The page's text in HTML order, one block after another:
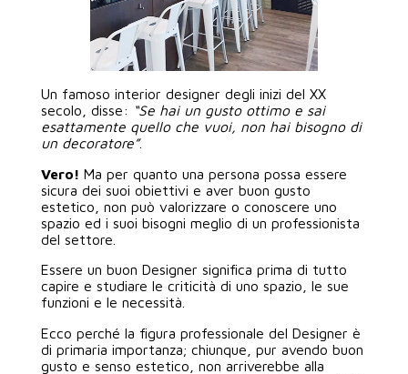
Un famoso interior designer degli inizi del XX
secolo, disse: “Se hai un gusto ottimo e sai
esattamente quello che vuoi, non hai bisogno di
un decoratore”.
Vero! Ma per quanto una persona possa essere
sicura dei suoi obiettivi e aver buon gusto
estetico, non può valorizzare o conoscere uno
spazio ed i suoi bisogni meglio di un professionista
del settore.
Essere un buon Designer significa prima di tutto
capire e studiare le criticità di uno spazio, le sue
funzioni e le necessità.
Ecco perché la figura professionale del Designer è
di primaria importanza; chiunque, pur avendo buon
gusto e senso estetico, non arriverebbe alla